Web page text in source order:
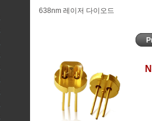
638nm 레이저 다이오드